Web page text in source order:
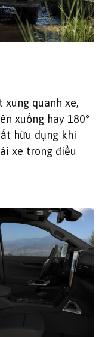
xung quanh xe,
xuống hay 180°
hữu dụng khi
xe trong điều